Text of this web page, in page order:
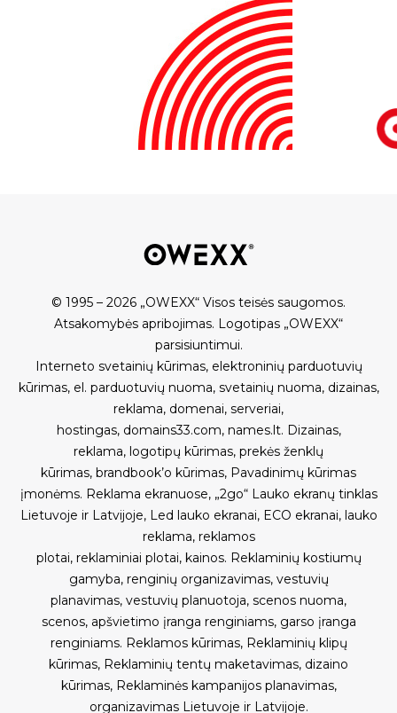
© 1995 – 2026 „OWEXX“ Visos teisės saugomos.
Atsakomybės apribojimas. Logotipas „OWEXX“
parsisiuntimui.
Interneto svetainių kūrimas, elektroninių parduotuvių
kūrimas, el. parduotuvių nuoma, svetainių nuoma, dizainas,
reklama, domenai, serveriai,
hostingas, domains33.com, names.lt. Dizainas,
reklama, logotipų kūrimas, prekės ženklų
kūrimas, brandbook’o kūrimas, Pavadinimų kūrimas
įmonėms. Reklama ekranuose, „2go“ Lauko ekranų tinklas
Lietuvoje ir Latvijoje, Led lauko ekranai, ECO ekranai, lauko
reklama, reklamos
plotai, reklaminiai plotai, kainos. Reklaminių kostiumų
gamyba, renginių organizavimas, vestuvių
planavimas, vestuvių planuotoja, scenos nuoma,
scenos, apšvietimo įranga renginiams, garso įranga
renginiams. Reklamos kūrimas, Reklaminių klipų
kūrimas, Reklaminių tentų maketavimas, dizaino
kūrimas, Reklaminės kampanijos planavimas,
organizavimas Lietuvoje ir Latvijoje.